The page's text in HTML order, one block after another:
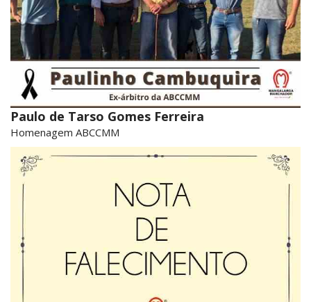
Paulo de Tarso Gomes Ferreira
Homenagem ABCCMM